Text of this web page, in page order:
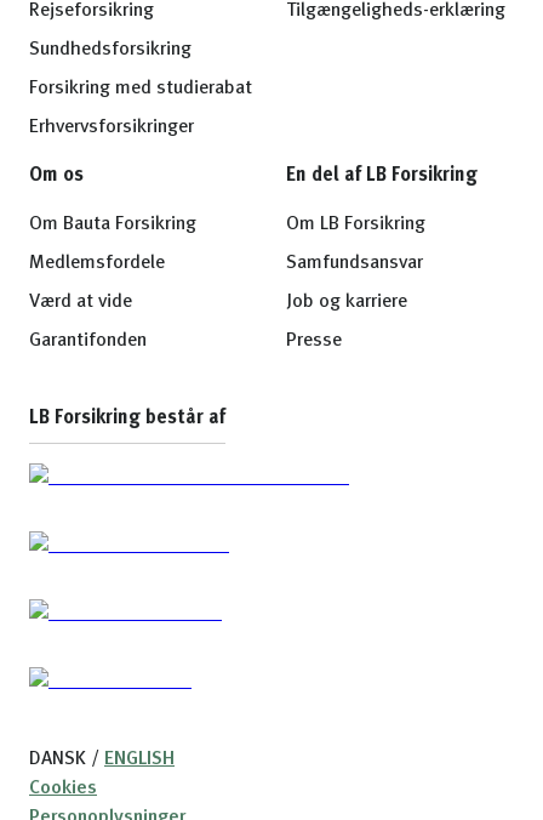
Rejseforsikring
Sundhedsforsikring
Forsikring med studierabat
Erhvervsforsikringer
Tilgængeligheds-erklæring
Om os
Om Bauta Forsikring
Medlemsfordele
Værd at vide
Garantifonden
En del af LB Forsikring
Om LB Forsikring
Samfundsansvar
Job og karriere
Presse
LB Forsikring består af
DANSK / ENGLISH
Cookies